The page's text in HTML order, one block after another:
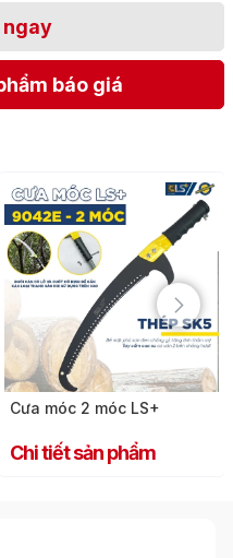
ngay
báo giá
Cưa móc 2 móc LS+
Chi tiết sản phẩm